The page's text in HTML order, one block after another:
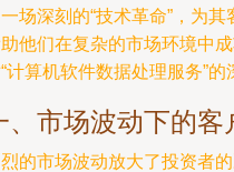
场深刻的“技术革命”，为
他们在复杂的市场环境中
计算机软件数据处理服务”的
、市场波动下的客
的市场波动放大了投资者